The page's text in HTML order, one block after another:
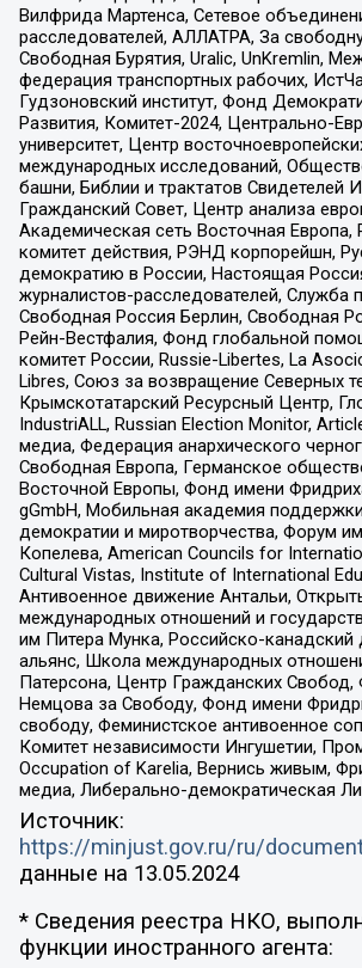
Вилфрида Мартенса, Сетевое
расследователей, АЛЛАТРА, За
Свободная Бурятия, Uralic, UnKremlin,
федерация транспортных рабочих,
Гудзоновский институт, Фонд
Развития, Комитет-2024, Центрально-
университет, Центр
международных исследований,
башни, Библии и трактатов Свидетелей
Гражданский Совет, Центр анализа
Академическая сеть Восточная Европа,
комитет действия, РЭНД корпорейшн,
демократию в России, Настоящая
журналистов-расследователей, Служба
Свободная Россия Берлин, Свободная
Рейн-Вестфалия, Фонд глобальной
комитет России, Russie-Libertes, La
Libres, Союз за возвращение Северных
Крымскотатарский Ресурсный Центр,
IndustriALL, Russian Election Monitor,
медиа, Федерация анархического
Свободная Европа, Германское
Восточной Европы, Фонд имени
gGmbH, Мобильная академия
демократии и миротворчества, Форум
Копелева, American Councils for
Cultural Vistas, Institute of International
Антивоенное движение Антальи,
международных отношений и
им Питера Мунка, Российско-канадский
альянс, Школа международных
Патерсона, Центр Гражданских
Немцова за Свободу, Фонд имени
свободу, Феминистское антивоенное
Комитет независимости Ингушетии,
Occupation of Karelia, Вернись живым,
медиа, Либерально-демократическая
Источник:
https://minjust.gov.ru/ru/
данные на 13.05.2024
* Сведения реестра НКО,
функции иностранного агента: